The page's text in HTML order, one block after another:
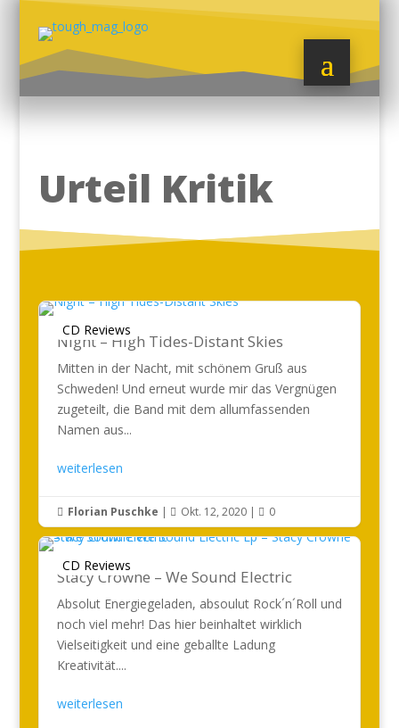
Urteil Kritik
CD Reviews
Night – High Tides-Distant Skies
Mitten in der Nacht, mit schönem Gruß aus
Schweden! Und erneut wurde mir das Vergnügen
zugeteilt, die Band mit dem allumfassenden
Namen aus...
weiterlesen
 Florian Puschke |  Okt. 12, 2020|  0
CD Reviews
Stacy Crowne – We Sound Electric
Absolut Energiegeladen, absoulut Rock´n´Roll und
noch viel mehr! Das hier beinhaltet wirklich
Vielseitigkeit und eine geballte Ladung
Kreativität....
weiterlesen